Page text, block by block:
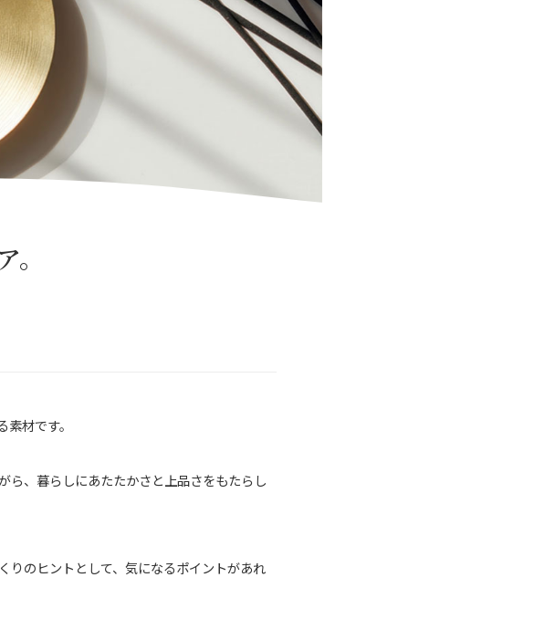
材です。
ら、暮らしにあたたかさと上品さをもたらし
りのヒントとして、気になるポイントがあれ